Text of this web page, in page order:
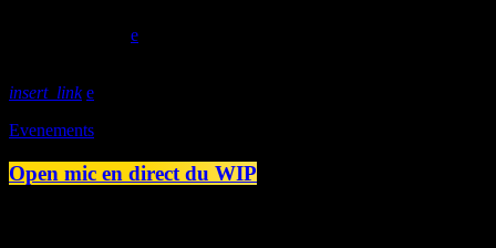
insert_link
Evenements
Open mic en direct du WIP